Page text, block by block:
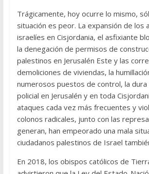
Trágicamente, hoy ocurre lo mismo,
situación es peor. La expansión de los
israelíes en Cisjordania, el asfixiante
la denegación de permisos de
palestinos en Jerusalén Este y las
demoliciones de viviendas, la
numerosos puestos de control, la dura
policial en Jerusalén y en toda
ataques cada vez más frecuentes y
colonos radicales, junto con las
generan, han empeorado una mala
ciudadanos palestinos de Israel
En 2018, los obispos católicos de